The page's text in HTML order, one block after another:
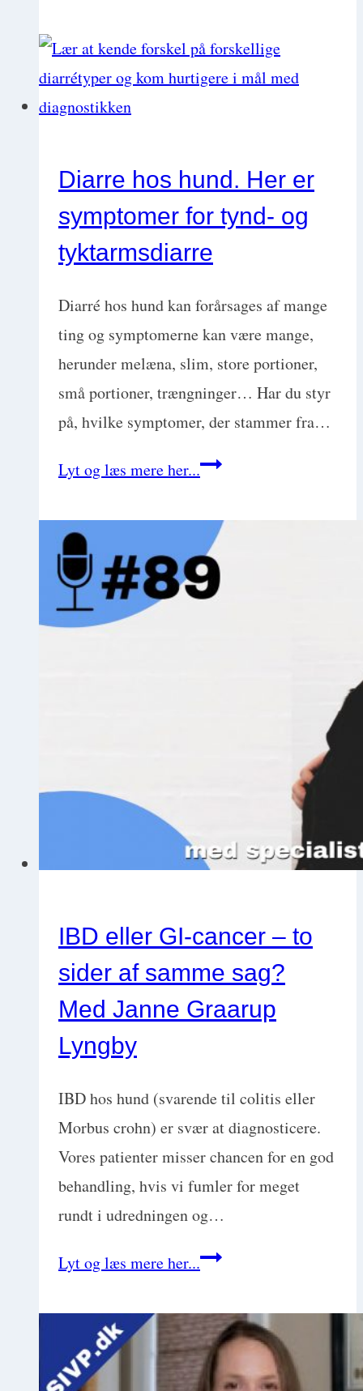
til
BOAS-
og
sekundære
sygdomme
Diarre hos hund. Her er
symptomer for tynd- og
tyktarmsdiarre
Diarré hos hund kan forårsages af mange
ting og symptomerne kan være mange,
herunder melæna, slim, store portioner,
små portioner, trængninger… Har du styr
på, hvilke symptomer, der stammer fra…
Lyt og læs mere her...Diarre
hund.
Her
er
IBD eller GI-cancer – to
sider af samme sag?
Med Janne Graarup
Lyngby
IBD hos hund (svarende til colitis eller
Morbus crohn) er svær at diagnosticere.
Vores patienter misser chancen for en god
behandling, hvis vi fumler for meget
rundt i udredningen og…
Lyt og læs mere her...IBD
GI-
cancer
–